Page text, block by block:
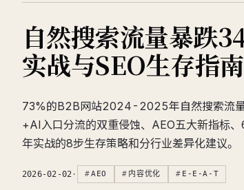
自然搜索流量暴跌
实战与SEO生存指南
73%的B2B网站2024-2025年自然搜索流
+AI入口分流的双重侵蚀、AEO五大新指标
年实战的8步生存策略和分行业差异化建议。
2026-02-02 · AEO 内容优化 E-E-A-T